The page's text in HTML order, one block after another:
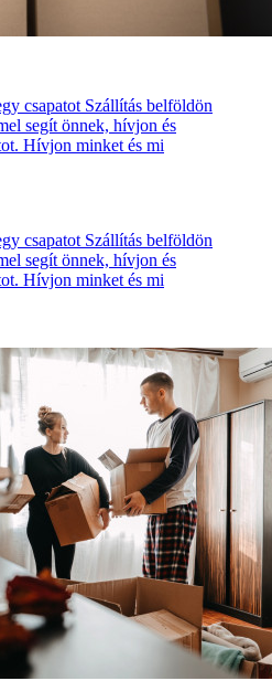
csapatot Szállítás belföldön
segít önnek, hívjon és
Hívjon minket és mi
csapatot Szállítás belföldön
segít önnek, hívjon és
Hívjon minket és mi